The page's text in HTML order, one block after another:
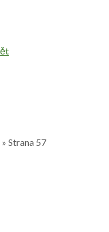
» Strana 57